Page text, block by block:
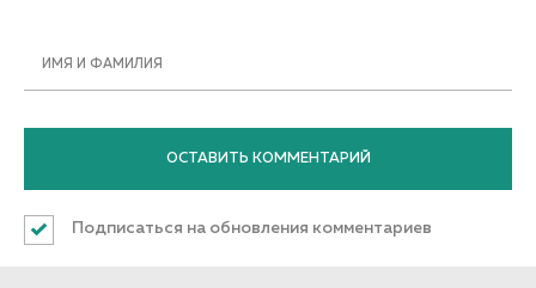
ИМЯ И ФАМИЛИЯ
Подписаться на обновления комментариев